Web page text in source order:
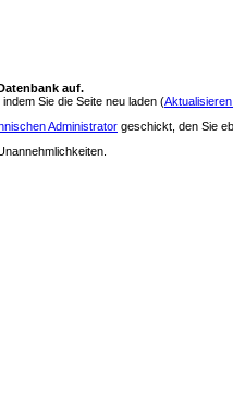
auf.
Sie die Seite neu laden (
Administrator geschickt, den Sie